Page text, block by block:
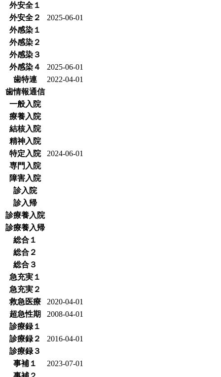
外安全１
外安全２
2025-06-01
外感染１
外感染２
外感染３
外感染４
2025-06-01
歯特連
2022-04-01
歯情報通信
一般入院
療養入院
結核入院
精神入院
特定入院
2024-06-01
専門入院
障害入院
診入院
診入帰
診療養入院
診療養入帰
総合１
総合２
総合３
急充実１
急充実２
救急医療
2020-04-01
超急性期
2008-04-01
診療録１
診療録２
2016-04-01
診療録３
事補１
2023-07-01